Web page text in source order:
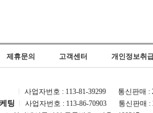
제휴문의 고객센터 개인정보취
사업자번호 : 113-81-39299 통신판매 :
팅 사업자번호 : 113-86-70903 통신판매 :